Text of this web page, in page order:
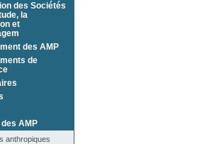
des Sociétés
la
et
des AMP
de
AMP
anthropiques